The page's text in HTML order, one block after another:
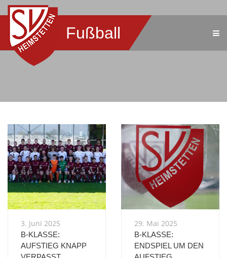
Fußball
3. Juni 2025
B-KLASSE:
AUFSTIEG KNAPP
29. Mai 2025
B-KLASSE:
ENDSPIEL UM DEN